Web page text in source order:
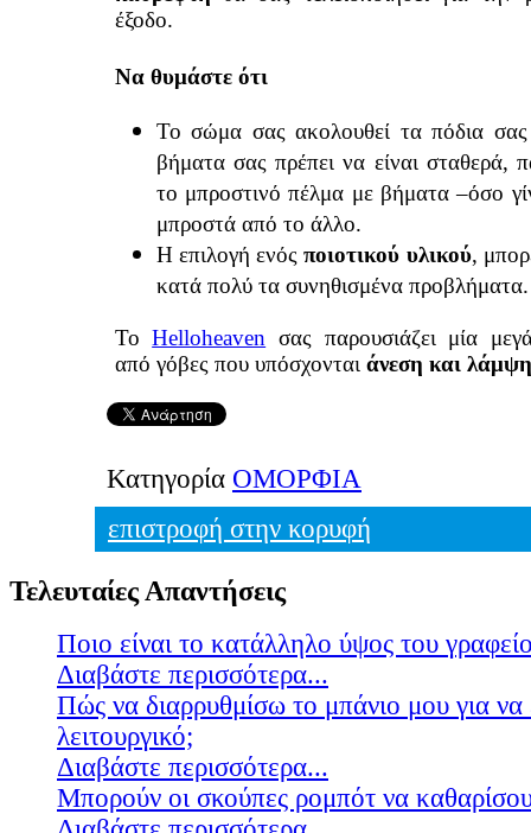
έξοδο.
Να θυμάστε ότι
Το σώμα σας ακολουθεί τα πόδια
βήματα σας πρέπει να είναι σταθερά,
το μπροστινό πέλμα με βήματα –όσο
μπροστά από το άλλο.
Η επιλογή ενόςποιοτικού υλικού,
κατά πολύ τα συνηθισμένα προβλήματα.
ΤοHelloheaven σας παρουσιάζει μία
από γόβες που υπόσχονται άνεση και λάμψη
Κατηγορία ΟΜΟΡΦΙΑ
επιστροφή στην κορυφή
Τελευταίες Απαντήσεις
Ποιο είναι το κατάλληλο ύψος του
Διαβάστε περισσότερα...
Πώς να διαρρυθμίσω το μπάνιο μου για να
λειτουργικό;
Διαβάστε περισσότερα...
Μπορούν οι σκούπες ρομπότ να